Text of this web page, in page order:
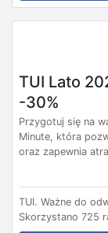
TUI Lato
-30%
Przygotuj się na
Minute, która
oraz zapewnia
TUI. Ważne do
Skorzystano 725